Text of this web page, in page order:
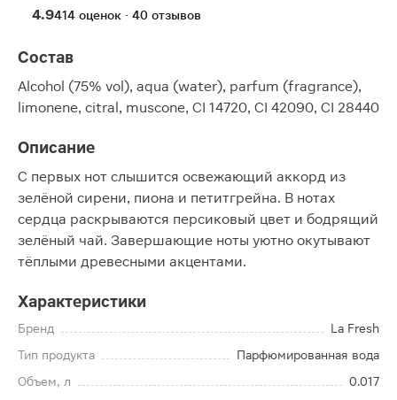
4.9414 оценок · 40 отзывов
Состав
Alcohol (75% vol), aqua (water), parfum (fragrance),
limonene, citral, muscone, CI 14720, CI 42090, CI 28440
Описание
С первых нот слышится освежающий аккорд из
зелёной сирени, пиона и петитгрейна. В нотах
сердца раскрываются персиковый цвет и бодрящий
зелёный чай. Завершающие ноты уютно окутывают
тёплыми древесными акцентами.
Характеристики
Бренд
La Fresh
Тип продукта
Парфюмированная вода
Объем, л
0.017